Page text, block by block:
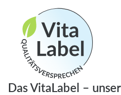
Das VitaLabel – unser